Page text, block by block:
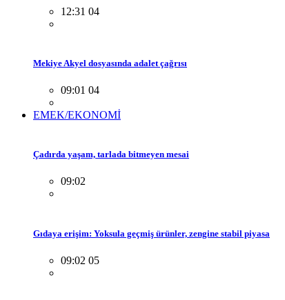
12:31 04
Mekiye Akyel dosyasında adalet çağrısı
09:01 04
EMEK/EKONOMİ
Çadırda yaşam, tarlada bitmeyen mesai
09:02
Gıdaya erişim: Yoksula geçmiş ürünler, zengine stabil piyasa
09:02 05